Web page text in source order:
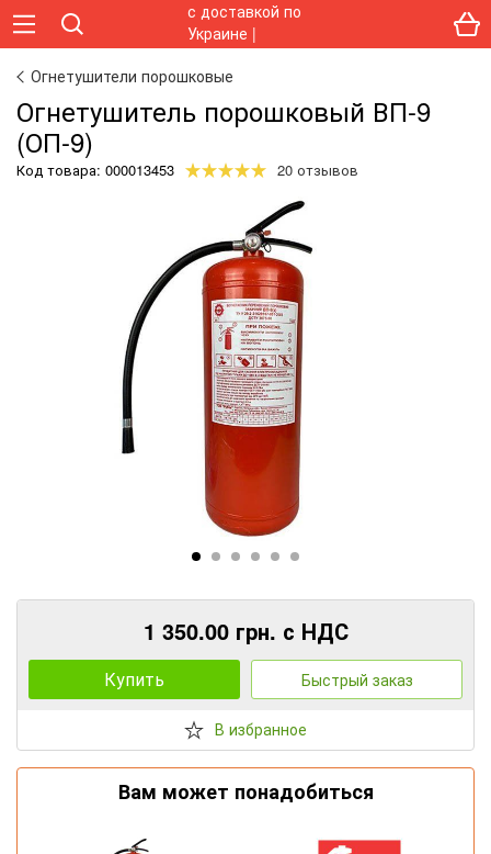
Огнетушители порошковые
Огнетушитель порошковый ВП-9
(ОП-9)
Код товара: 000013453 20 отзывов
1 350.00 грн. с НДС
Купить Быстрый заказ
В избранное
Вам может понадобиться